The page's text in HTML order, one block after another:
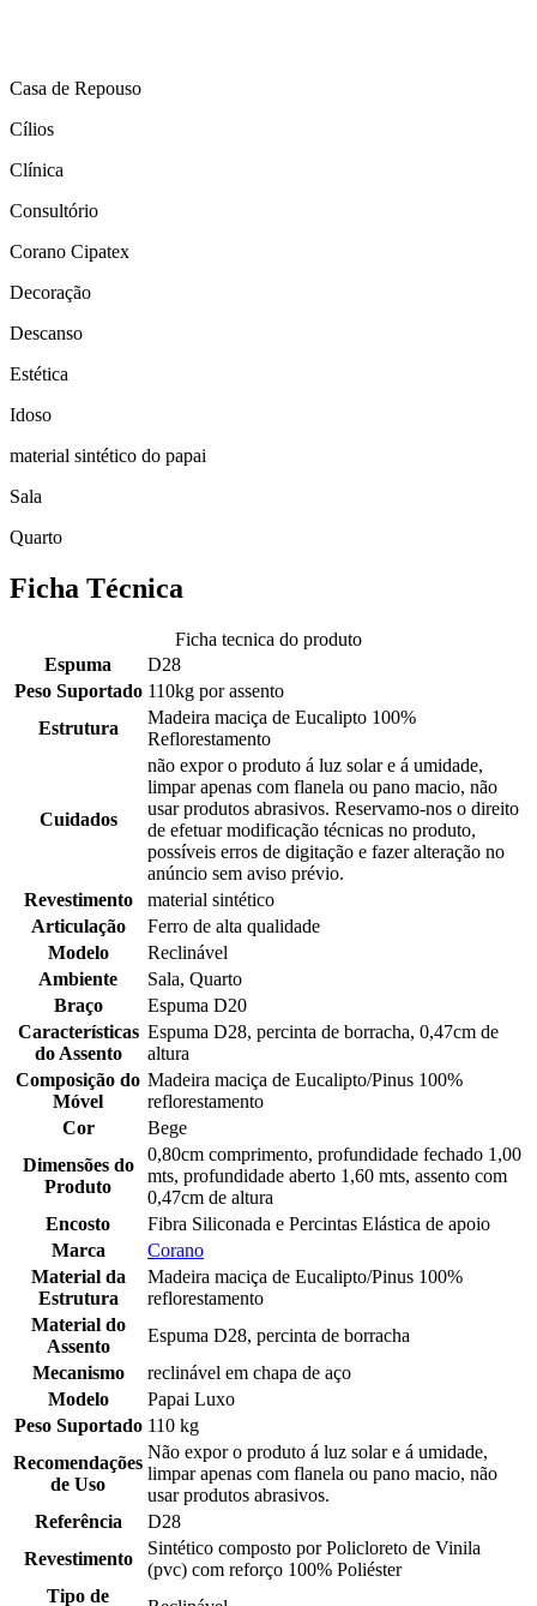
Casa de Repouso
Cílios
Clínica
Consultório
Corano Cipatex
Decoração
Descanso
Estética
Idoso
material sintético do papai
Sala
Quarto
Ficha Técnica
Ficha tecnica do produto
Espuma
D28
Peso Suportado 110kg por assento
Estrutura
Madeira maciça de Eucalipto 100%
Reflorestamento
Cuidados
não expor o produto á luz solar e á umidade,
limpar apenas com flanela ou pano macio, não
usar produtos abrasivos. Reservamo-nos o direito
de efetuar modificação técnicas no produto,
possíveis erros de digitação e fazer alteração no
anúncio sem aviso prévio.
Revestimento
material sintético
Articulação
Ferro de alta qualidade
Modelo
Reclinável
Ambiente
Sala, Quarto
Braço
Espuma D20
Características
do Assento
Espuma D28, percinta de borracha, 0,47cm de
altura
Composição do
Móvel
Madeira maciça de Eucalipto/Pinus 100%
reflorestamento
Cor
Bege
Dimensões do
Produto
0,80cm comprimento, profundidade fechado 1,00
mts, profundidade aberto 1,60 mts, assento com
0,47cm de altura
Encosto
Fibra Siliconada e Percintas Elástica de apoio
Marca
Corano
Material da
Estrutura
Madeira maciça de Eucalipto/Pinus 100%
reflorestamento
Material do
Assento
Espuma D28, percinta de borracha
Mecanismo
reclinável em chapa de aço
Modelo
Papai Luxo
Peso Suportado 110 kg
Recomendações
de Uso
Não expor o produto á luz solar e á umidade,
limpar apenas com flanela ou pano macio, não
usar produtos abrasivos.
Referência
D28
Revestimento
Sintético composto por Policloreto de Vinila
(pvc) com reforço 100% Poliéster
Tipo de